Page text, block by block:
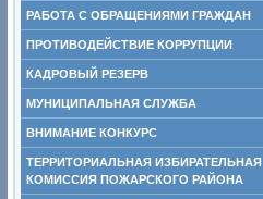
РАБОТА С ОБРАЩЕНИЯМИ ГРАЖДАН
ПРОТИВОДЕЙСТВИЕ КОРРУПЦИИ
КАДРОВЫЙ РЕЗЕРВ
МУНИЦИПАЛЬНАЯ СЛУЖБА
ВНИМАНИЕ КОНКУРС
ТЕРРИТОРИАЛЬНАЯ ИЗБИРАТЕЛЬНАЯ
КОМИССИЯ ПОЖАРСКОГО РАЙОНА